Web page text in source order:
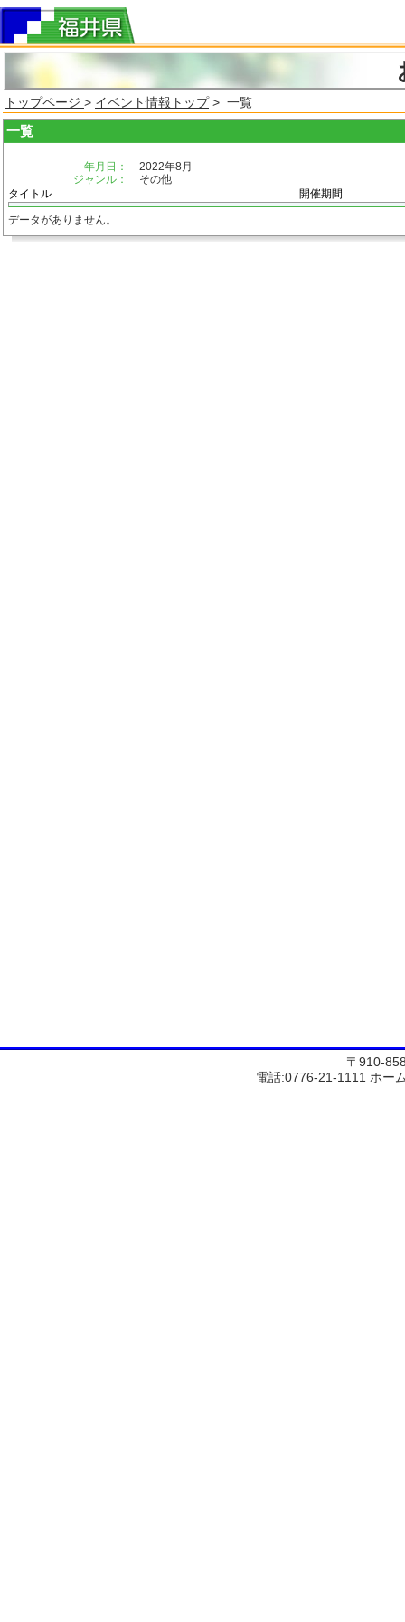
トップページ > イベント情報トップ> 一覧
一覧
年月日：
2022年8月
ジャンル：
その他
タイトル
開催期間
データがありません。
〒910-
電話:0776-21-1111 ホー